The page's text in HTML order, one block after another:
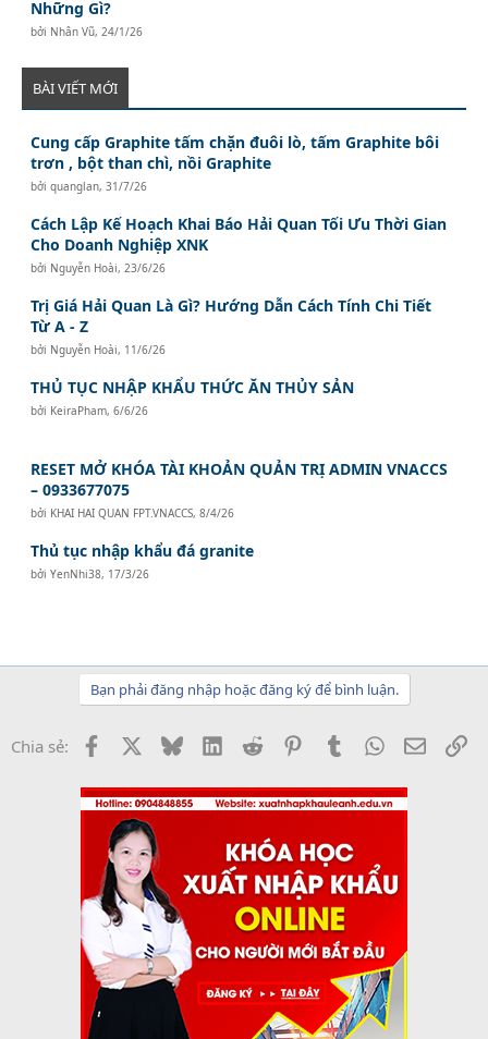
Những Gì?
bởi Nhân Vũ, 24/1/26
BÀI VIẾT MỚI
Cung cấp Graphite tấm chặn đuôi lò, tấm Graphite bôi
trơn , bột than chì, nồi Graphite
bởiquanglan,31/7/26
Cách Lập Kế Hoạch Khai Báo Hải Quan Tối Ưu Thời Gian
Cho Doanh Nghiệp XNK
bởi Nguyễn Hoài, 23/6/26
Trị Giá Hải Quan Là Gì? Hướng Dẫn Cách Tính Chi Tiết
Từ A - Z
bởi Nguyễn Hoài, 11/6/26
THỦ TỤC NHẬP KHẨU THỨC ĂN THỦY SẢN
bởi KeiraPham,6/6/26
RESET MỞ KHÓA TÀI KHOẢN QUẢN TRỊ ADMIN VNACCS
– 0933677075
bởi KHAI HAI QUAN FPT.VNACCS,8/4/26
Thủ tục nhập khẩu đá granite
bởiYenNhi38, 17/3/26
Bạn phải đăng nhập hoặc đăng ký để bình luận.
Chia sẻ: Facebook BlueskyLinkedInReddit PinterestTumblrWhatsApp
Email